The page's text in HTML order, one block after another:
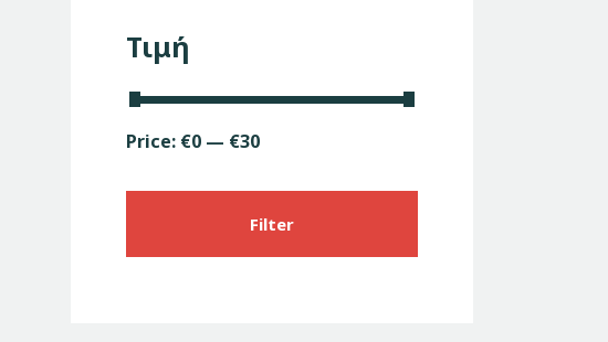
Τιμή
Filter
Price: €0 — €30